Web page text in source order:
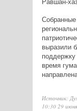
Равшан-
выразили
время
Источник:
10:30 29